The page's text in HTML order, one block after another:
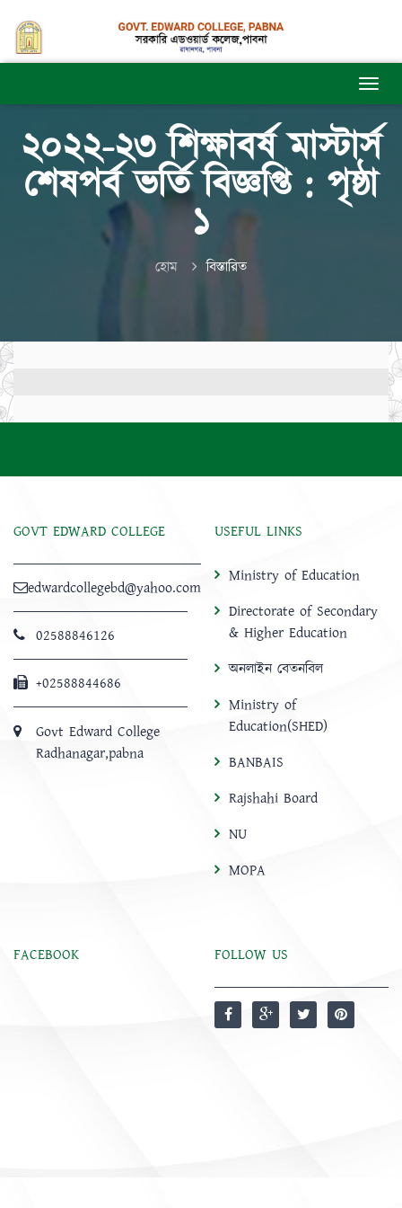
২০২২-২৩ শিক্ষাবর্ষ মাস্টার্স
শেষপর্ব ভর্তি বিজ্ঞপ্তি : পৃষ্ঠা
১
হোম বিস্তারিত
GOVT EDWARD COLLEGE
edwardcollegebd@yahoo.com
02588846126
+02588844686
Govt Edward College
Radhanagar,pabna
USEFUL LINKS
Ministry of Education
Directorate of Secondary
& Higher Education
অনলাইন বেতনবিল
Ministry of
Education(SHED)
BANBAIS
Rajshahi Board
NU
MOPA
FACEBOOK FOLLOW US